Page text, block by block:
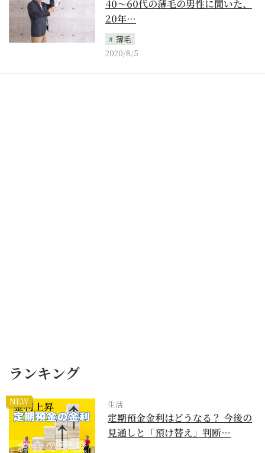
40～60代の薄毛の男性に聞いた、
20年…
薄毛
2020/8/5
ランキング
NEW 生活
定期預金金利はどうなる？ 今後の
見通しと「預け替え」判断…